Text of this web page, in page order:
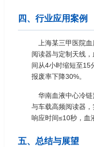
四、行业应用案例
上海某三甲医院
阅读器与定制天线
间从4小时缩短至15
报废率下降30%。
华南血液中心冷
与车载高频阅读器
响应时间≤10秒，血
五、总结与展望